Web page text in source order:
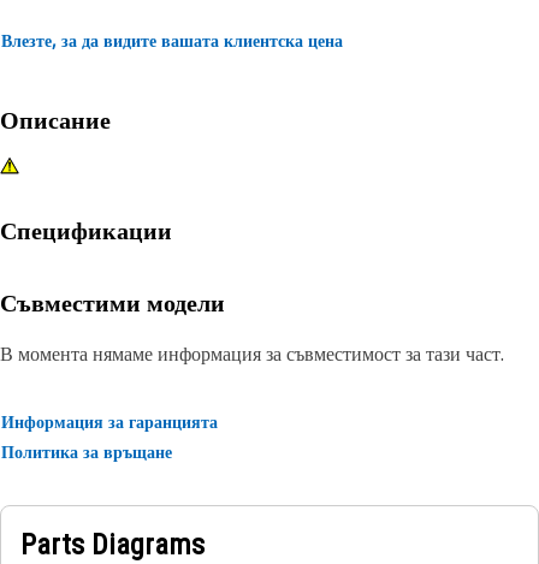
Влезте, за да видите вашата клиентска цена
Описание
Спецификации
Съвместими модели
В момента нямаме информация за съвместимост за тази част.
Информация за гаранцията
Политика за връщане
Parts Diagrams